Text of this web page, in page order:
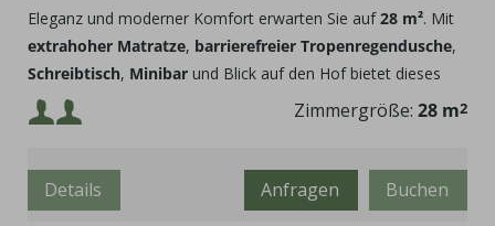
Eleganz und moderner Komfort erwarten Sie auf28 m². Mit
extrahoher Matratze, barrierefreier Tropenregendusche,
Schreibtisch, Minibar und Blick auf den Hof bietet dieses
Zimmer den perfekten Rückzugsort.
Mindestbelegung:
Maximalbelegung:
Zimmergröße: 28 m2
Buchen
Anfragen
Details